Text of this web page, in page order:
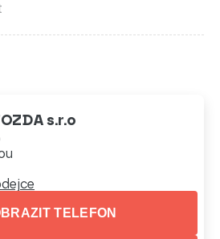
s.r.o
TELEFON